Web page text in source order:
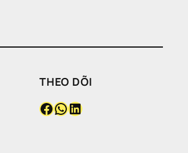
THEO DÕI
Facebook WhatsApp LinkedIn